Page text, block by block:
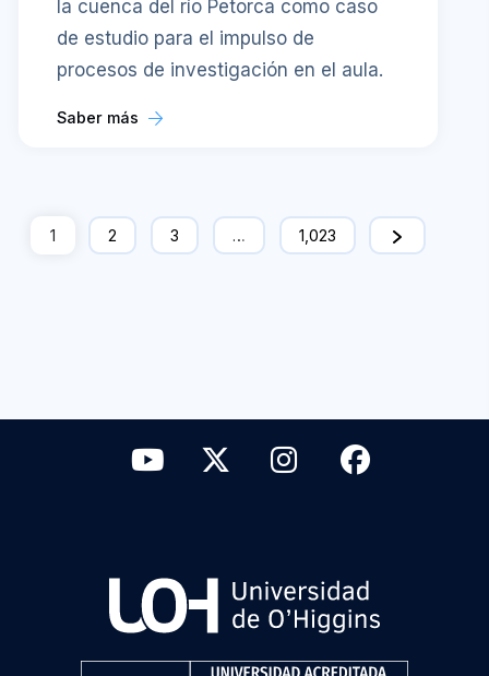
la cuenca del río Petorca como caso
de estudio para el impulso de
procesos de investigación en el aula.
Saber más
1 2 3 … 1,023